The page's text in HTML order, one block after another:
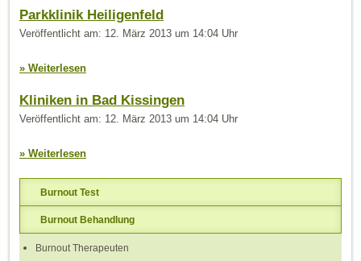
Parkklinik Heiligenfeld
Veröffentlicht am: 12. März 2013 um 14:04 Uhr
» Weiterlesen
Kliniken in Bad Kissingen
Veröffentlicht am: 12. März 2013 um 14:04 Uhr
» Weiterlesen
Burnout Test
Burnout Behandlung
Burnout Therapeuten